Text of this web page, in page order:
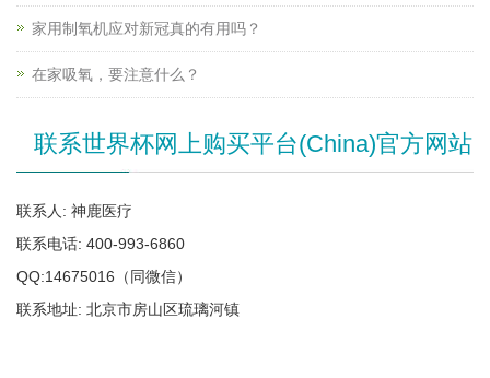
家用制氧机应对新冠真的有用吗？
在家吸氧，要注意什么？
联系世界杯网上购买平台(China)官方网站
联系人: 神鹿医疗
联系电话: 400-993-6860
QQ:14675016（同微信）
联系地址: 北京市房山区琉璃河镇